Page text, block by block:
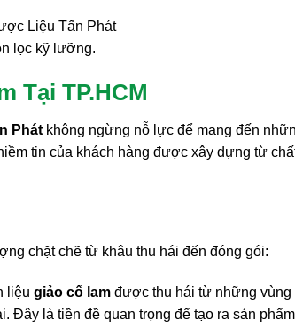
lọc kỹ lưỡng.
Tại TP.HCM
Phát không ngừng nỗ lực để mang đến
tin của khách hàng được xây dựng từ
chặt chẽ từ khâu thu hái đến đóng gói:
liệu giảo cổ lamđược thu hái từ những vùng
Đây là tiền đề quan trọng để tạo ra sản phẩm